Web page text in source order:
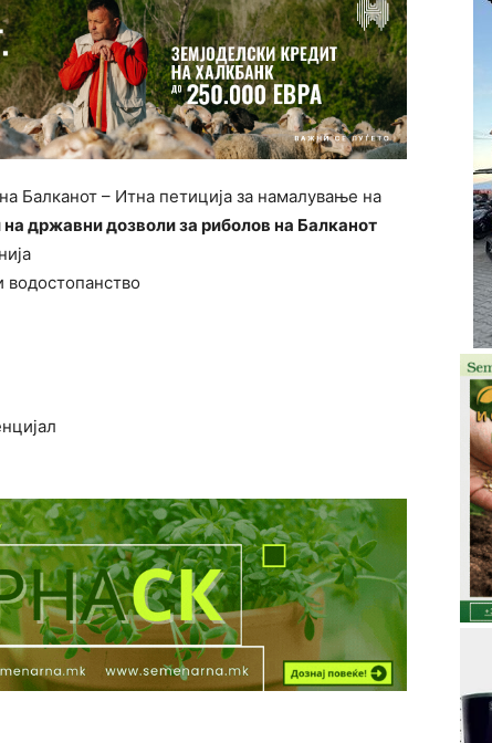
Балканот – Итна петиција за намалување на
државни дозволи за риболов на Балканот
водостопанство